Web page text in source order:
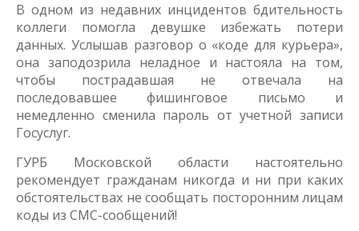
В одном из недавних инцидентов бдительность
коллеги помогла девушке избежать потери
данных. Услышав разговор о «коде для курьера»,
она заподозрила неладное и настояла на том,
чтобы пострадавшая не отвечала на
последовавшее фишинговое письмо и
немедленно сменила пароль от учетной записи
Госуслуг.
ГУРБ Московской области настоятельно
рекомендует гражданам никогда и ни при каких
обстоятельствах не сообщать посторонним лицам
коды из СМС-сообщений!